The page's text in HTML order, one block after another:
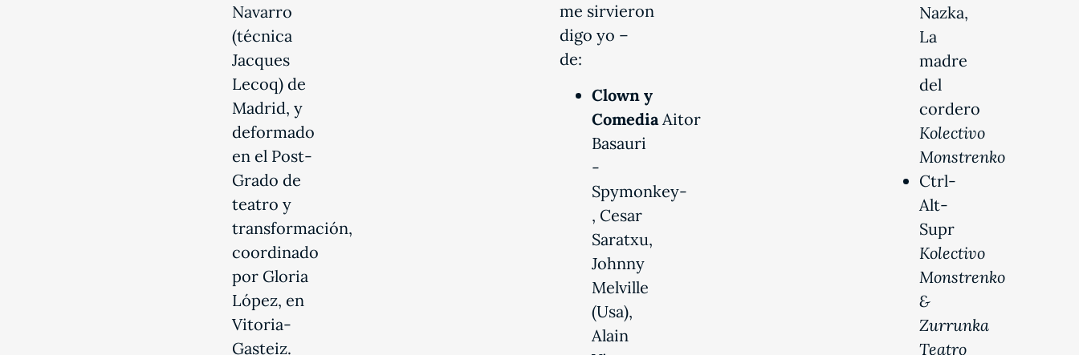
Navarro
(técnica
Jacques
Lecoq) de
Madrid, y
deformado
en el Post-
Grado de
teatro y
transformación,
coordinado
por Gloria
López, en
Vitoria-
Gasteiz.
me sirvieron
digo yo –
de:
Clown y
Comedia Aitor
Basauri
-
Spymonkey-
, Cesar
Saratxu,
Johnny
Melville
(Usa),
Alain
Nazka,
La
madre
del
cordero
Kolectivo
Monstrenko
Ctrl-
Alt-
Supr
Kolectivo
Monstrenko
&
Zurrunka
Teatro